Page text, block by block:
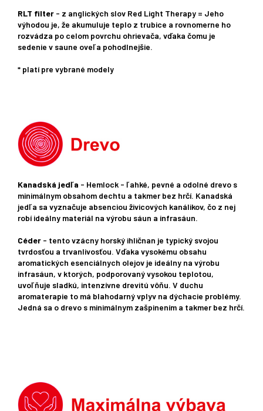
RLT filter - z anglických slov Red Light Therapy = Jeho
výhodou je, že akumuluje teplo z trubice a rovnomerne ho
rozvádza po celom povrchu ohrievača, vďaka čomu je
sedenie v saune oveľa pohodlnejšie.
* platí pre vybrané modely
Kanadská jedľa - Hemlock - ľahké, pevné a odolné drevo s
minimálnym obsahom dechtu a takmer bez hrčí. Kanadská
jedľa sa vyznačuje absenciou živicových kanálikov, čo z nej
robí ideálny materiál na výrobu sáun a infrasáun.
Céder - tento vzácny horský ihličnan je typický svojou
tvrdosťou a trvanlivosťou. Vďaka vysokému obsahu
aromatických esenciálnych olejov je ideálny na výrobu
infrasáun, v ktorých, podporovaný vysokou teplotou,
uvoľňuje sladkú, intenzívne drevitú vôňu. V duchu
aromaterapie to má blahodarný vplyv na dýchacie problémy.
Jedná sa o drevo s minimálnym zašpinením a takmer bez hrčí.